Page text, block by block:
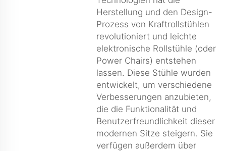
Herstellung und den Design-
Prozess von Kraftrollstühlen
revolutioniert und leichte
elektronische Rollstühle (oder
Power Chairs) entstehen
lassen. Diese Stühle wurden
entwickelt, um verschiedene
Verbesserungen anzubieten,
die die Funktionalität und
Benutzerfreundlichkeit dieser
modernen Sitze steigern. Sie
verfügen außerdem über